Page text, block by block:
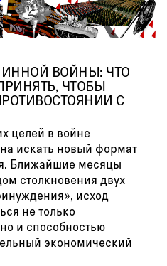
ВОЙНЫ: ЧТО
ЧТОБЫ
С
целей в войне
искать новый формат
Ближайшие месяцы
столкновения двух
исход
не только
и способностью
экономический